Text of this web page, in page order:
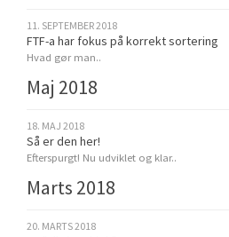
11. SEPTEMBER 2018
FTF-a har fokus på korrekt sortering
Hvad gør man..
Maj 2018
18. MAJ 2018
Så er den her!
Efterspurgt! Nu udviklet og klar..
Marts 2018
20. MARTS 2018